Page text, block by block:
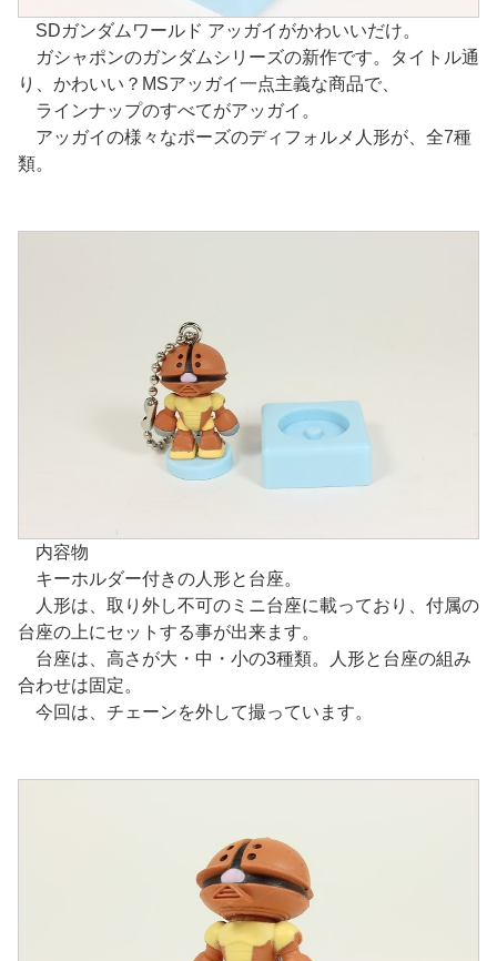
SDガンダムワールド アッガイがかわいいだけ。
ガシャポンのガンダムシリーズの新作です。タイトル通
り、かわいい？MSアッガイ一点主義な商品で、
ラインナップのすべてがアッガイ。
アッガイの様々なポーズのディフォルメ人形が、全7種
類。
内容物
キーホルダー付きの人形と台座。
人形は、取り外し不可のミニ台座に載っており、付属の
台座の上にセットする事が出来ます。
台座は、高さが大・中・小の3種類。人形と台座の組み
合わせは固定。
今回は、チェーンを外して撮っています。